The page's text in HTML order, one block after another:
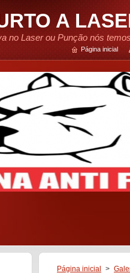
A
no Laser ou Punção nós
Página inicial >
Página inicial